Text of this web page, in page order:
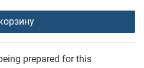
prepared for this